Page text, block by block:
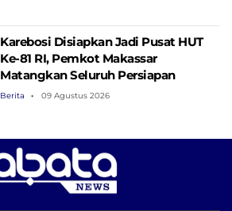
Karebosi Disiapkan Jadi Pusat HUT
Ke-81 RI, Pemkot Makassar
Matangkan Seluruh Persiapan
Berita 09 Agustus 2026